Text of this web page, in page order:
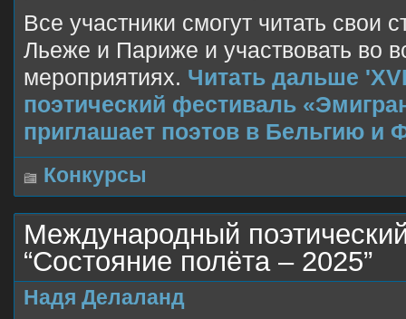
Все участники смогут читать свои
Льеже и Париже и участвовать во
мероприятиях. Читать дальше
поэтический фестиваль
приглашает поэтов в Бельгию и
Конкурсы
Международный
“Состояние полёта – 2025”
Надя Делаланд